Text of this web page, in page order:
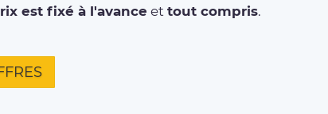
est fixé à l'avance et tout compris.